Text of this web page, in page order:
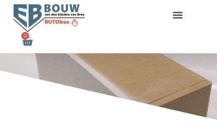
naar
inhoud
0
Winkelwagen